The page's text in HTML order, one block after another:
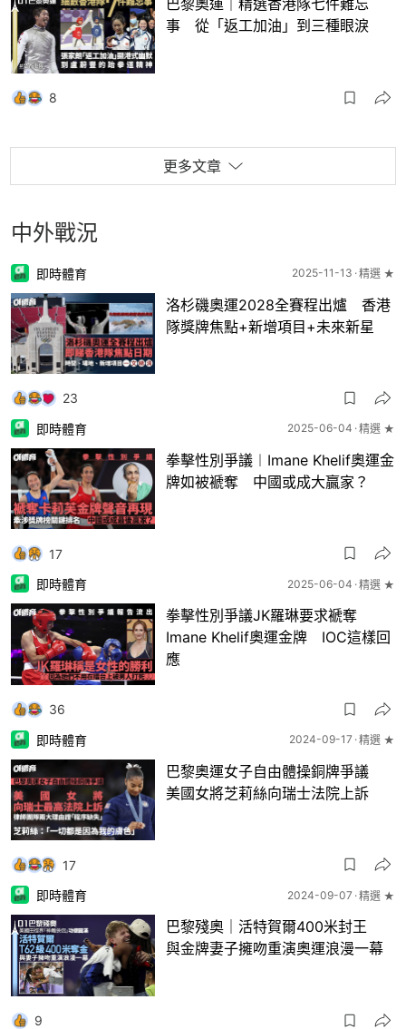
巴黎奧運｜精選香港隊七件難忘
事 從「返工加油」到三種眼淚
8
更多文章
中外戰況
即時體育 2025-11-13 精選 ★
洛杉磯奧運2028全賽程出爐 香港
隊獎牌焦點+新增項目+未來新星
23
即時體育
2025-06-04 精選 ★
拳擊性別爭議︱Imane Khelif奧運金
牌如被褫奪 中國或成大贏家？
17
即時體育
2025-06-04 精選 ★
拳擊性別爭議JK羅琳要求褫奪
Imane Khelif奧運金牌 IOC這樣回
應
36
即時體育
2024-09-17 精選 ★
巴黎奧運女子自由體操銅牌爭議
美國女將芝莉絲向瑞士法院上訴
17
即時體育
2024-09-07 精選 ★
巴黎殘奧｜活特賀爾400米封王
與金牌妻子擁吻重演奧運浪漫一幕
9